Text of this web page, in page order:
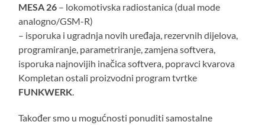
MESA 26 – lokomotivska radiostanica (dual mode
analogno/GSM-R)
– isporuka i ugradnja novih uređaja, rezervnih dijelova,
programiranje, parametriranje, zamjena softvera,
isporuka najnovijih inačica softvera, popravci kvarova
Kompletan ostali proizvodni program tvrtke
FUNKWERK.
Također smo u mogućnosti ponuditi samostalne